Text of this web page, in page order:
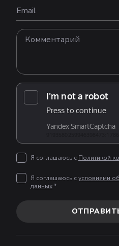
Email
Я соглашаюсь с Политикой
Я соглашаюсь сусловиями
данных*